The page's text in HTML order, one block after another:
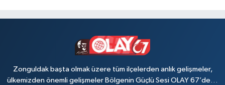
Zonguldak başta olmak üzere tüm ilçelerden anlık gelişmeler,
ülkemizden önemli gelişmeler Bölgenin Güçlü Sesi OLAY 67’de…